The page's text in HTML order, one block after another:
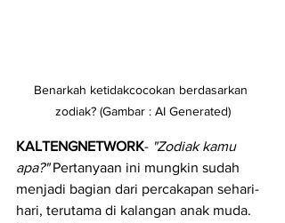
Benarkah ketidakcocokan berdasarkan
zodiak? (Gambar : AI Generated)
KALTENGNETWORK- "Zodiak kamu
apa?" Pertanyaan ini mungkin sudah
menjadi bagian dari percakapan sehari-
hari, terutama di kalangan anak muda.